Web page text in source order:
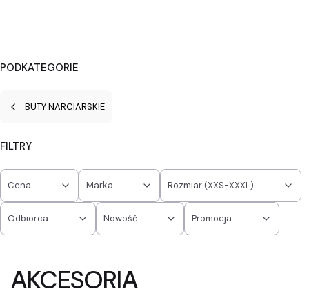
PODKATEGORIE
BUTY NARCIARSKIE
FILTRY
Cena Marka Rozmiar (XXS-XXXL)
Odbiorca Nowość Promocja
AKCESORIA